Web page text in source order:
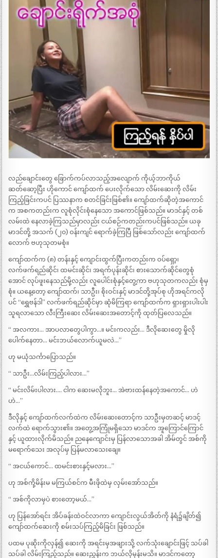
လည်ချောင်းတွေ ခြောက်ကပ်လာသည့်အလျောက် ကိုယ့်ဘာကိုယ်
ဆတ်ဆော့ပြီး ဟိုကောင် ကျော်ထက် ပေးလိုက်သော လိမ်းဆေးကို လိမ်း
ကြည့်ခြင်းကပင် ပြဿနာက စတင်ခြင်းဖြစ်၏။ ကျော်ထက်ဆိုတဲ့အကောင်
က အစကတည်းက လူစုံလိုင်းစုံနေသော အကောင်ဖြစ်သည်။ မာဒင်နှင့် တစ်
လမ်းထဲ နေလာခဲ့ကြသည်မှာလည်း ငယ်စဉ်ကတည်းကပင်ဖြစ်သည်။ ယခု
မာဒင်တို့ အသက် (၂၀) ဝန်းကျင် ရောက်ခဲ့ကြပြီ ဖြစ်သော်လည်း ကျော်ထက်
လောက် ဗဟုသုတမစုံ။
ကျော်ထက်က (၈) တန်းနှင့် ကျောင်းထွက်ပြီးကတည်းက ဝပ်ရှော့၊
လက်ဖက်ရည်ဆိုင်၊ ထမင်းဆိုင်၊ အရက်ပုန်းဆိုင်၊ စားသောက်ဆိုင်တွေစုံ
အောင် လုပ်ဖူးနေသည်မို့လည်း လူပေါင်းစုံနှင့်တွေ့ကာ ဗဟုသုတကလည်း စုံမှ
စုံ။ ယနေ့တော့ ကျော်ထက်၊ သာဦး၊ စိုးဝင်းနှင့် မာဒင်တို့အုပ်စု ဟိုအရင်ကလို
ပင် “ရွှေဗန်ဒါ” လက်ဖက်ရည်ဆိုင်မှာ ဆုံမိကြရာ ကျော်ထက်က ရှားရှားပါးပါး
သူရလာသော လီးကြီးဆေး လိမ်းဆေးအတောင့်ကို ထုတ်ပြလေသည်။
“ အလကား… အာပလာတွေပါကွာ…။ မင်းကလည်း… ဒီလိုဆေးတွေ မှိုလို
ပေါက်နေတာ… မင်းဘယ်လောက်ယူမလဲ…”
ဟု မယုံသင်္ကာပြောသည်။
“ သာဦး…လိမ်းကြည့်ပါလား…”
“ မင်းလိမ်းပါလား…. ငါက ဆေးမလိုဘူး… အဲဗားထန်နေတဲ့အကောင်… ဟဲ
ဟဲ…”
ဒီလိုနှင့် ကျော်ထက်လက်ထဲက လိမ်းဆေးတောင့်က သာဦးမှတဆင့် မာဒင့်
လက်ထဲ ရောက်သွား၏။ အတွေ့အကြုံမရှိသော မာဒင်က အူကြောင်ကြောင်
နှင့် ယူထားလိုက်မိသည်။ ညနေကျောင်းမှ ပြန်လာသောအခါ အိမ်တွင် အစ်ကို
မရောက်သေး အလုပ်မှ ပြန်မလာသေးချေ။
“ အငယ်ကောင်… ထမင်းစားနှင့်မလား…”
ဟု အစ်ကို့မိန်းမ မကြယ်စင်က မီးဖိုထဲမှ လှမ်းအော်သည်။
“ အစ်ကိုလာမှပဲ စားတော့မယ်…”
ဟု ပြန်အော်ရင်း အိပ်ခန်းထဲဝင်လာကာ ကျောင်းလွယ်အိတ်ကို နံရံ၌ချိတ်၍
ကျော်ထက်ဆေးကို စမ်းသပ်ကြည့်မိခြင်း ဖြစ်သည်။
ပထမ ပုဆိုးကိုလှန်၍ ဆေးကို အရင်းမှအဖျားသို့ လက်သုံးချောင်းဖြင့် သပ်ခါ
သပ်ခါ လိမ်းကြည့်သည်။ ဆေးညွှန်းက ဘယ်လိုမှန်းမသိ။ မာဒင်ကတော့